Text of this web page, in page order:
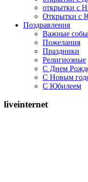
открытки с
Открытки с
Поздравления
Важные
Пожелания
Праздники
Религиозные
С Днем
С Новым
С Юбилеем
liveinternet